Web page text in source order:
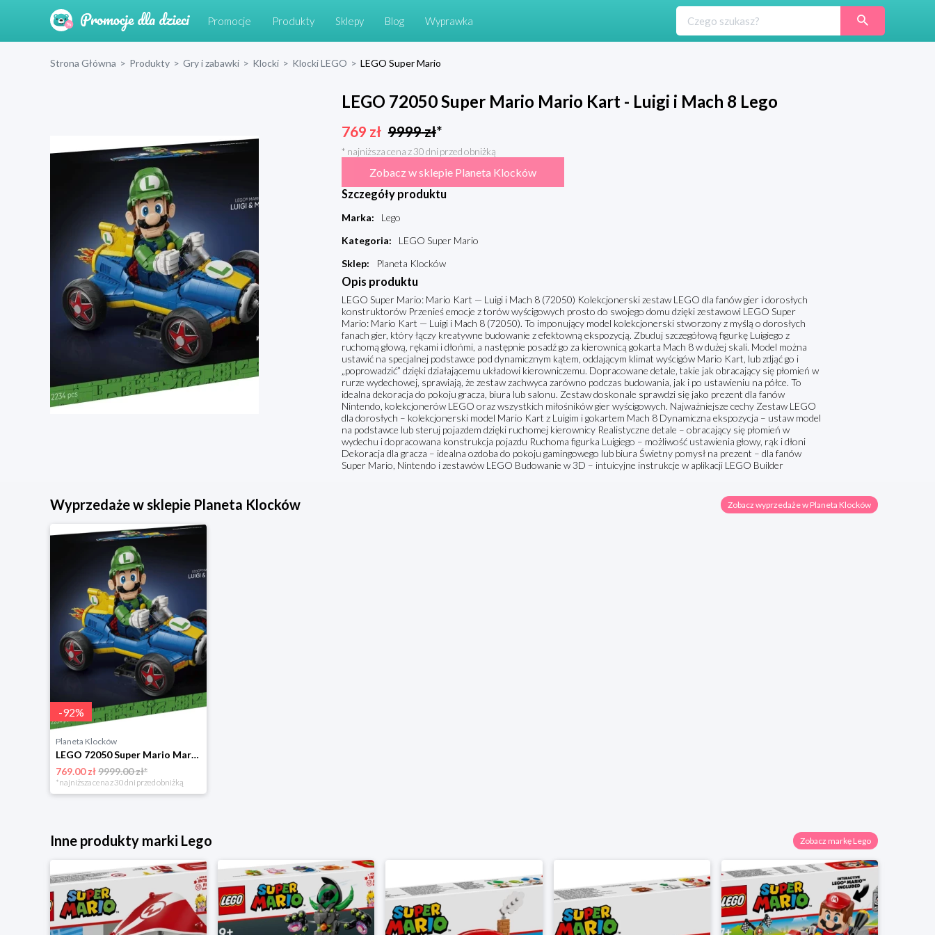
Promocje Produkty Sklepy Blog Wyprawka
Strona Główna > Produkty > Gry i zabawki > Klocki > Klocki LEGO > LEGO Super Mario
LEGO 72050 Super Mario Mario Kart - Luigi i Mach 8 Lego
769 zł 9999zł*
* najniższa cena z 30 dni przed obniżką
Zobacz w sklepie Planeta Klocków
Szczegóły produktu
Marka:
Lego
Kategoria:
LEGO Super Mario
Sklep: Planeta Klocków
Opis produktu
LEGO Super Mario: Mario Kart — Luigi i Mach 8 (72050) Kolekcjonerski zestaw LEGO dla fanów gier i dorosłych
konstruktorów Przenieś emocje z torów wyścigowych prosto do swojego domu dzięki zestawowi LEGO Super
Mario: Mario Kart — Luigi i Mach 8 (72050). To imponujący model kolekcjonerski stworzony z myślą o dorosłych
fanach gier, który łączy kreatywne budowanie z efektowną ekspozycją. Zbuduj szczegółową figurkę Luigiego z
ruchomą głową, rękami i dłońmi, a następnie posadź go za kierownicą gokarta Mach 8 w dużej skali. Model można
ustawić na specjalnej podstawce pod dynamicznym kątem, oddającym klimat wyścigów Mario Kart, lub zdjąć go i
„poprowadzić” dzięki działającemu układowi kierowniczemu. Dopracowane detale, takie jak obracający się płomień w
rurze wydechowej, sprawiają, że zestaw zachwyca zarówno podczas budowania, jak i po ustawieniu na półce. To
idealna dekoracja do pokoju gracza, biura lub salonu. Zestaw doskonale sprawdzi się jako prezent dla fanów
Nintendo, kolekcjonerów LEGO oraz wszystkich miłośników gier wyścigowych. Najważniejsze cechy Zestaw LEGO
dla dorosłych – kolekcjonerski model Mario Kart z Luigim i gokartem Mach 8 Dynamiczna ekspozycja – ustaw model
na podstawce lub steruj pojazdem dzięki ruchomej kierownicy Realistyczne detale – obracający się płomień w
wydechu i dopracowana konstrukcja pojazdu Ruchoma figurka Luigiego – możliwość ustawienia głowy, rąk i dłoni
Dekoracja dla gracza – idealna ozdoba do pokoju gamingowego lub biura Świetny pomysł na prezent – dla fanów
Super Mario, Nintendo i zestawów LEGO Budowanie w 3D – intuicyjne instrukcje w aplikacji LEGO Builder
Wyprzedaże w sklepie Planeta Klocków Zobacz wyprzedaże w Planeta Klocków
-92%
Planeta Klocków
LEGO 72050 Super Mario Mario Kart - Luigi i Mach 8 Lego
769.00 zł9999.00 zł*
*najniższa cena z 30 dni przed obniżką
Inne produkty marki Lego Zobacz markę Lego